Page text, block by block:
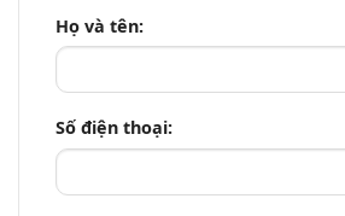
Họ và tên:
Số điện thoại: